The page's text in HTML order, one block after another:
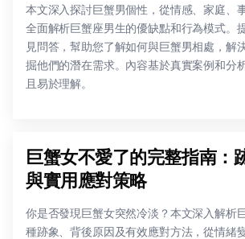
本文深入探討巨蟹男個性，從情感、家庭、
全面解析巨蟹座男生的優缺點和行為模式。
見問答，幫助您了解如何與巨蟹男相處，解
掘他們的潛在需求。內容基於真實案例和分
且易於理解。
巨蟹女不愛了的完整指南：
與實用應對策略
你是否發現巨蟹女突然冷淡？本文深入解析
種跡象、背後原因及有效應對方法，從情緒